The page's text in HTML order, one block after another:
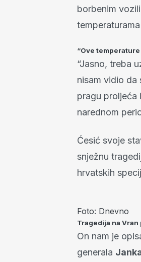
borbenim
“Ove
“Jasno, treba
nisam vidio da
pragu proljeća
narednom
Ćesić svoje
snježnu
hrvatskih
Foto: Dnevno
Tragedija na Vran
On nam je
generala